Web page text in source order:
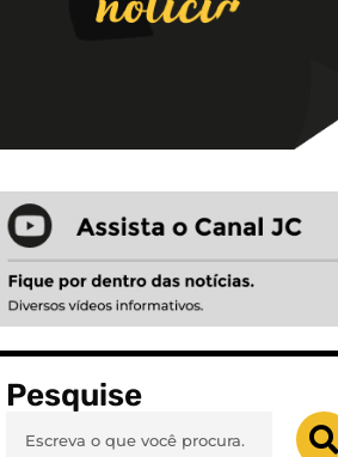
Pesquise